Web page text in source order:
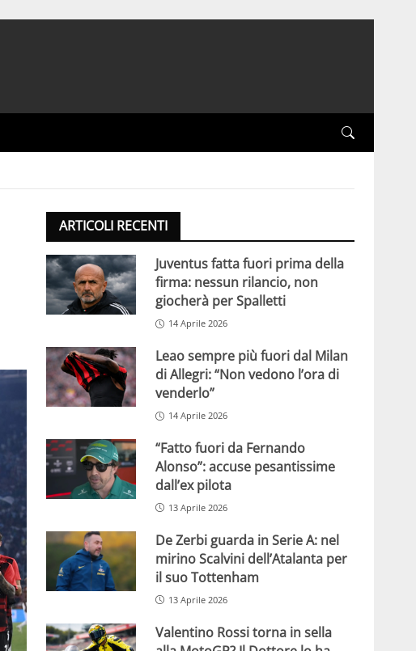
ARTICOLI RECENTI
Juventus fatta fuori prima della
firma: nessun rilancio, non
giocherà per Spalletti
14 Aprile 2026
Leao sempre più fuori dal Milan
di Allegri: “Non vedono l’ora di
venderlo”
14 Aprile 2026
“Fatto fuori da Fernando
Alonso”: accuse pesantissime
dall’ex pilota
13 Aprile 2026
De Zerbi guarda in Serie A: nel
mirino Scalvini dell’Atalanta per
il suo Tottenham
13 Aprile 2026
Valentino Rossi torna in sella